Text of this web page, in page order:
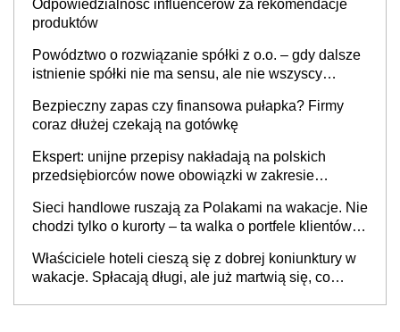
Odpowiedzialność influencerów za rekomendacje
produktów
Powództwo o rozwiązanie spółki z o.o. – gdy dalsze
istnienie spółki nie ma sensu, ale nie wszyscy
Bezpieczny zapas czy finansowa pułapka? Firmy
coraz dłużej czekają na gotówkę
Ekspert: unijne przepisy nakładają na polskich
przedsiębiorców nowe obowiązki w zakresie
Sieci handlowe ruszają za Polakami na wakacje. Nie
chodzi tylko o kurorty – ta walka o portfele klientów
cichu
Właściciele hoteli cieszą się z dobrej koniunktury w
wakacje. Spłacają długi, ale już martwią się, co